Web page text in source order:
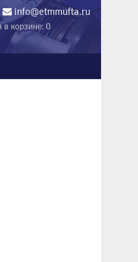
info@etmmufta.ru
в корзине: 0